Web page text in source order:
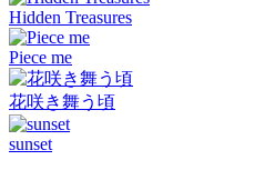
Hidden Treasures
Piece me
花咲き舞う頃
sunset